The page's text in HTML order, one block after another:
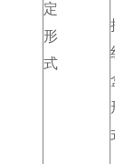
定
形
式